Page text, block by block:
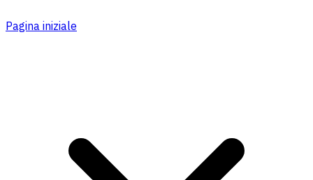
Pagina iniziale